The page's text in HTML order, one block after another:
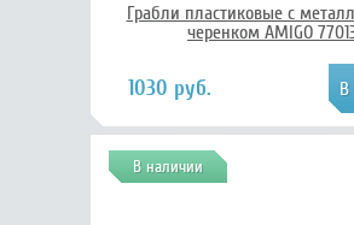
Грабли пластиковые с
черенком AMIGO
1030 руб.
В наличии